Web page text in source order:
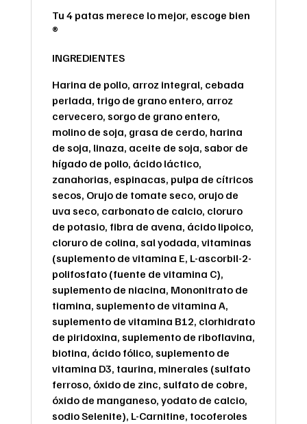
Tu 4 patas merece lo mejor, escoge bien
®
INGREDIENTES
Harina de pollo, arroz integral, cebada
perlada, trigo de grano entero, arroz
cervecero, sorgo de grano entero,
molino de soja, grasa de cerdo, harina
de soja, linaza, aceite de soja, sabor de
hígado de pollo, ácido láctico,
zanahorias, espinacas, pulpa de cítricos
secos, Orujo de tomate seco, orujo de
uva seco, carbonato de calcio, cloruro
de potasio, fibra de avena, ácido lipoico,
cloruro de colina, sal yodada, vitaminas
(suplemento de vitamina E, L-ascorbil-2-
polifosfato (fuente de vitamina C),
suplemento de niacina, Mononitrato de
tiamina, suplemento de vitamina A,
suplemento de vitamina B12, clorhidrato
de piridoxina, suplemento de riboflavina,
biotina, ácido fólico, suplemento de
vitamina D3, taurina, minerales (sulfato
ferroso, óxido de zinc, sulfato de cobre,
óxido de manganeso, yodato de calcio,
sodio Selenite), L-Carnitine, tocoferoles